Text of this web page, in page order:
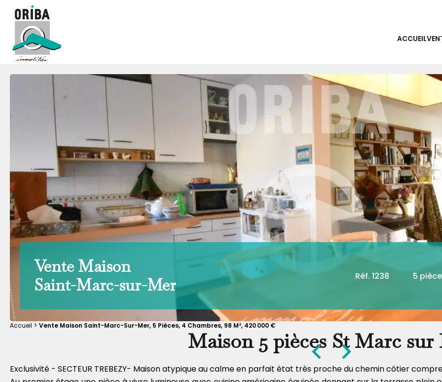
ACCUEIL
Vente Maison
Saint-Marc-sur-Mer
Réf. 1238 5
Accueil Vente Maison Saint-Marc-Sur-Mer, 5 Pièces, 4 Chambres, 98 M², 420 000 €
Maison 5 pièces St Marc sur
Exclusivité - SECTEUR TREBEZY- Maison atypique au calme en parfait état très proche du chemin côtier